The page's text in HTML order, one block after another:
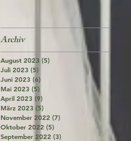
Archiv
August 2023 (5)
Juli 2023 (5)
Juni 2023 (6)
Mai 2023 (5)
April 2023 (9)
März 2023 (5)
November 2022 (7)
Oktober 2022 (5)
September 2022 (3)